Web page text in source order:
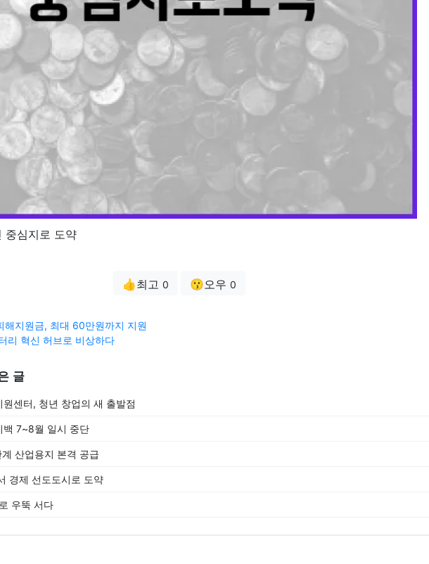
중심지로 도약
👍최고 0 😗오우 0
해지원금, 최대 60만원까지 지원
리 혁신 허브로 비상하다
글
센터, 청년 창업의 새 출발점
백 7~8월 일시 중단
산업용지 본격 공급
경제 선도도시로 도약
우뚝 서다